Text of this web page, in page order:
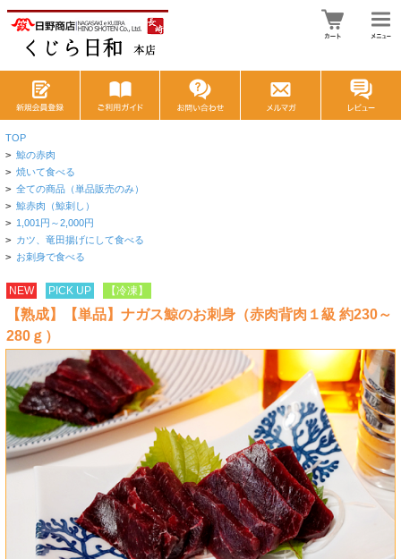
TOP
> 鯨の赤肉
> 焼いて食べる
> 全ての商品（単品販売のみ）
> 鯨赤肉（鯨刺し）
> 1,001円～2,000円
> カツ、竜田揚げにして食べる
> お刺身で食べる
NEW PICK UP 【冷凍】
【熟成】【単品】ナガス鯨のお刺身（赤肉背肉１級 約230～
280ｇ）